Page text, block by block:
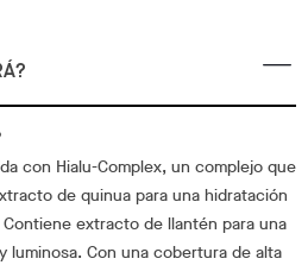
con Hialu-Complex, un complejo que
de quinua para una hidratación
extracto de llantén para una
luminosa. Con una cobertura de alta